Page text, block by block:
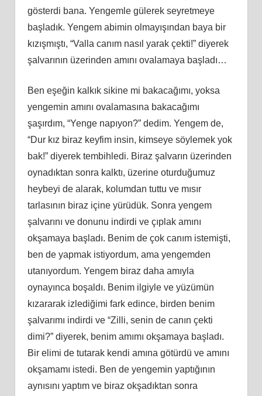
gösterdi bana. Yengemle gülerek seyretmeye
başladık. Yengem abimin olmayışından baya bir
kızışmıştı, “Valla canım nasıl yarak çekti!” diyerek
şalvarının üzerinden amını ovalamaya başladı…
Ben eşeğin kalkık sikine mi bakacağımı, yoksa
yengemin amını ovalamasına bakacağımı
şaşırdım, “Yenge napıyon?” dedim. Yengem de,
“Dur kız biraz keyfim insin, kimseye söylemek yok
bak!” diyerek tembihledi. Biraz şalvarın üzerinden
oynadıktan sonra kalktı, üzerine oturduğumuz
heybeyi de alarak, kolumdan tuttu ve mısır
tarlasının biraz içine yürüdük. Sonra yengem
şalvarını ve donunu indirdi ve çıplak amını
okşamaya başladı. Benim de çok canım istemişti,
ben de yapmak istiyordum, ama yengemden
utanıyordum. Yengem biraz daha amıyla
oynayınca boşaldı. Benim ilgiyle ve yüzümün
kızararak izlediğimi fark edince, birden benim
şalvarımı indirdi ve “Zilli, senin de canın çekti
dimi?” diyerek, benim amımı okşamaya başladı.
Bir elimi de tutarak kendi amına götürdü ve amını
okşamamı istedi. Ben de yengemin yaptığının
aynısını yaptım ve biraz okşadıktan sonra